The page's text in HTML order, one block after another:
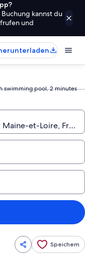
kannst du
und
swimming pool, 2 minutes
Speichern